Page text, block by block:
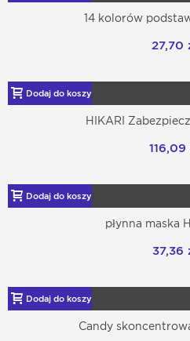
14 kolorów
27,70
Dodaj do koszyka
HIKARI
116,09
Dodaj do koszyka
płynna maska
37,36
Dodaj do koszyka
Candy